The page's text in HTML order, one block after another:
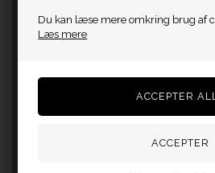
Du kan læse mere omkring brug af
Læs mere